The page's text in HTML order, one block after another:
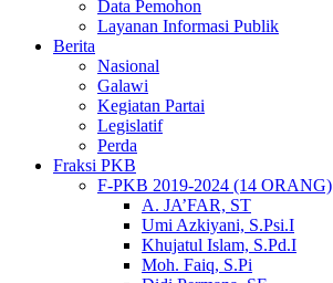
Data Pemohon
Layanan Informasi Publik
Berita
Nasional
Galawi
Kegiatan Partai
Legislatif
Perda
Fraksi PKB
F-PKB 2019-2024 (14 ORANG)
A. JA’FAR, ST
Umi Azkiyani, S.Psi.I
Khujatul Islam, S.Pd.I
Moh. Faiq, S.Pi